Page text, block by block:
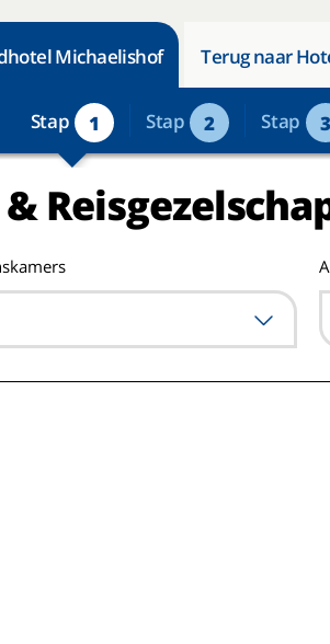
Michaelishof Terug naar
Stap 1 Stap 2 Stap 3